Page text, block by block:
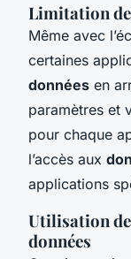
Limitation
Même avec
certaines
données en
paramètres et
pour chaque
l’accès aux
applications
Utilisation
données